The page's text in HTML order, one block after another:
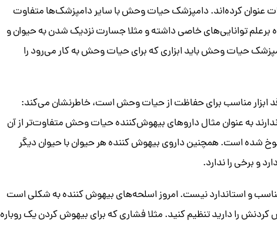
عنوان کرده‌اند. دامپزشک حیات وحش با سایر دامپزشک‌ها متفاوت
توانایی‌های خاصی داشته و مثلا جسارت نزدیک شدن به حیوان و
حیات وحش باید ابزاری که برای حیات وحش به کار می‌رود را
ابزار مناسب برای حفاظت از حیات وحش است، خاطرنشان می‌کند:
به عنوان مثال دارو‌های بیهوش‌کننده حیات وحش متفاوت‌تر از آن
شده است. همچنین داروی بیهوش کننده هر حیوان با حیوان دیگر
و برخی را ندارد.
و استاندارد نیست. امروز اسلحه‌های بیهوش کننده به شکلی است
را دارید تنظیم کنید. مثلا فشاری که برای بیهوش کردن یک روباره